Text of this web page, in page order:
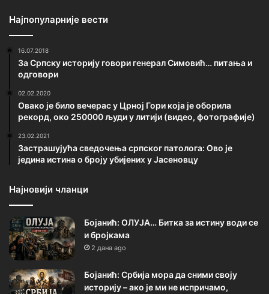
Најпопуларније вести
16.07.2018
За Српску историју говори генерал Симовић… питања и
одговори
02.02.2020
Овако је било вечерас у Црној Гори која је оборила
рекорд, око 250000 људи у литији (видео, фотографије)
23.02.2021
Застрашујућа сведочења српског патолога: Ово је
једина истина о броју убијених у Јасеновцу
Најновији чланци
Бојанић: ОЛУЈА… Битка за истину води се
и бројкама
2 дана ago
Бојанић: Србија мора да сними своју
историју – ако је ми не испричамо,